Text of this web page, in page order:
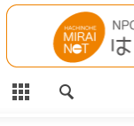
CLOSE
HOME